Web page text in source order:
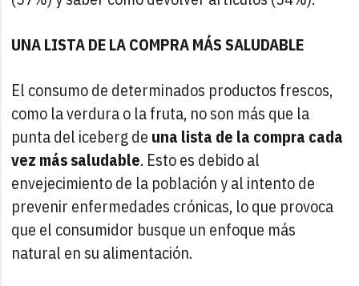
UNA LISTA DE LA COMPRA MÁS SALUDABLE
El consumo de determinados productos frescos,
como la verdura o la fruta, no son más que la
punta del iceberg de una lista de la compra cada
vez más saludable. Esto es debido al
envejecimiento de la población y al intento de
prevenir enfermedades crónicas, lo que provoca
que el consumidor busque un enfoque más
natural en su alimentación.